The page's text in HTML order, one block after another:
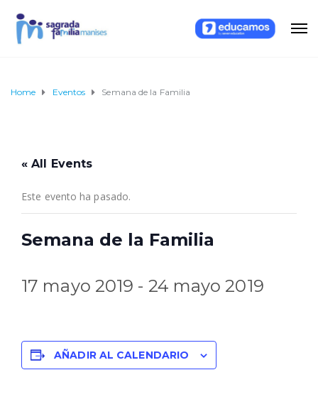
Home Eventos Semana de la Familia
« All Events
Este evento ha pasado.
Semana de la Familia
17 mayo 2019 - 24 mayo 2019
AÑADIR AL CALENDARIO